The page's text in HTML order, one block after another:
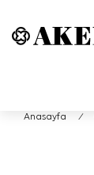
Anasayfa /